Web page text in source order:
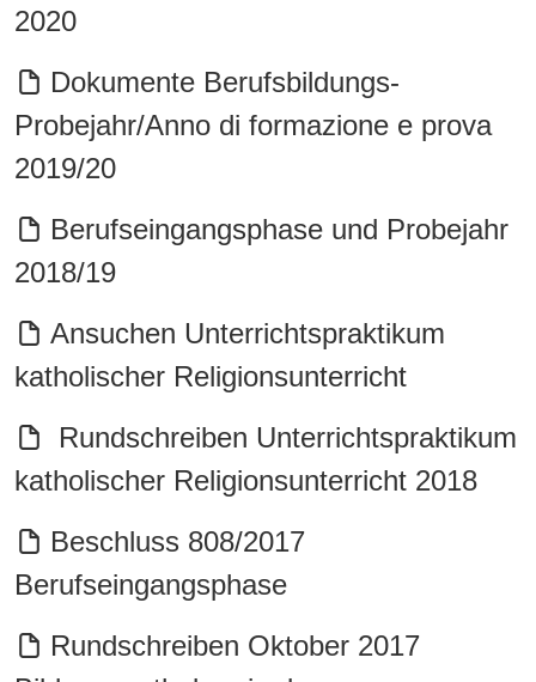
2020
Dokumente Berufsbildungs-
Probejahr/Anno di formazione e prova
2019/20
Berufseingangsphase und Probejahr
2018/19
Ansuchen Unterrichtspraktikum
katholischer Religionsunterricht
Rundschreiben Unterrichtspraktikum
katholischer Religionsunterricht 2018
Beschluss 808/2017
Berufseingangsphase
Rundschreiben Oktober 2017